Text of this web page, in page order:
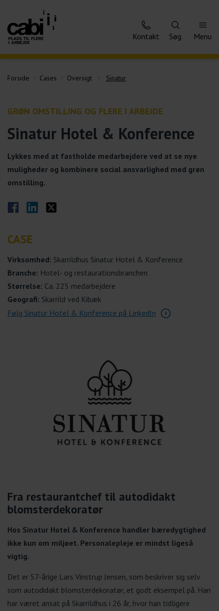
Kontakt Søg Menu
Forside Cases Oversigt Sinatur
GRØN OMSTILLING OG FLERE I ARBEJDE
Sinatur Hotel & Konference
Lykkes med at fastholde medarbejdere ved at se nye
muligheder og kombinere social ansvarlighed med grøn
omstilling.
Del på Facebook
Del på LinkedIn
Del på Twitter
CASE
Virksomhed: Skarrildhus Sinatur Hotel & Konference
Branche: Hotel- og restaurationsbranchen
Størrelse: Ca. 225 medarbejdere
Geografi: Skarrild ved Kibæk
Følg Sinatur Hotel & Konference på LinkedIn
Fra restaurantchef til autodidakt
blomsterdekoratør
Hos Sinatur Hotel & Konference handler bæredygtighed
ikke kun om miljøet. Personalepleje er mindst ligeså
vigtig.
Det er 57-årige Lars Vinstrup Jensen, som beskriver sig selv
som autodidakt blomsterdekoratør, et godt eksempel på. Han
har været ansat på Skarrildhus i 26 år, hvor han tidligere